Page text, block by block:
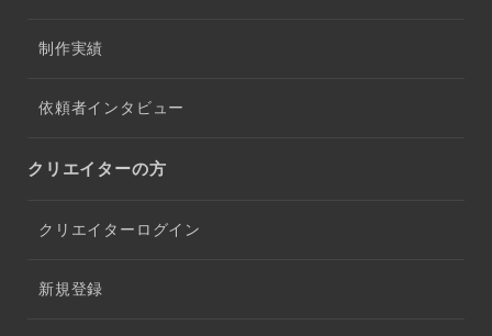
制作実績
依頼者インタビュー
クリエイターの方
クリエイターログイン
新規登録